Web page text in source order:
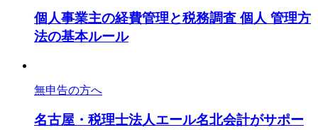
個人事業主の経費管理と税務調査 個人 管理方
法の基本ルール
無申告の方へ
名古屋・税理士法人エール名北会計がサポー